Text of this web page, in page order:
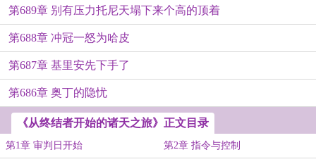
第689章 别有压力托尼天塌下来个高的顶着
第688章 冲冠一怒为哈皮
第687章 基里安先下手了
第686章 奥丁的隐忧
《从终结者开始的诸天之旅》正文目录
第1章 审判日开始 第2章 指令与控制